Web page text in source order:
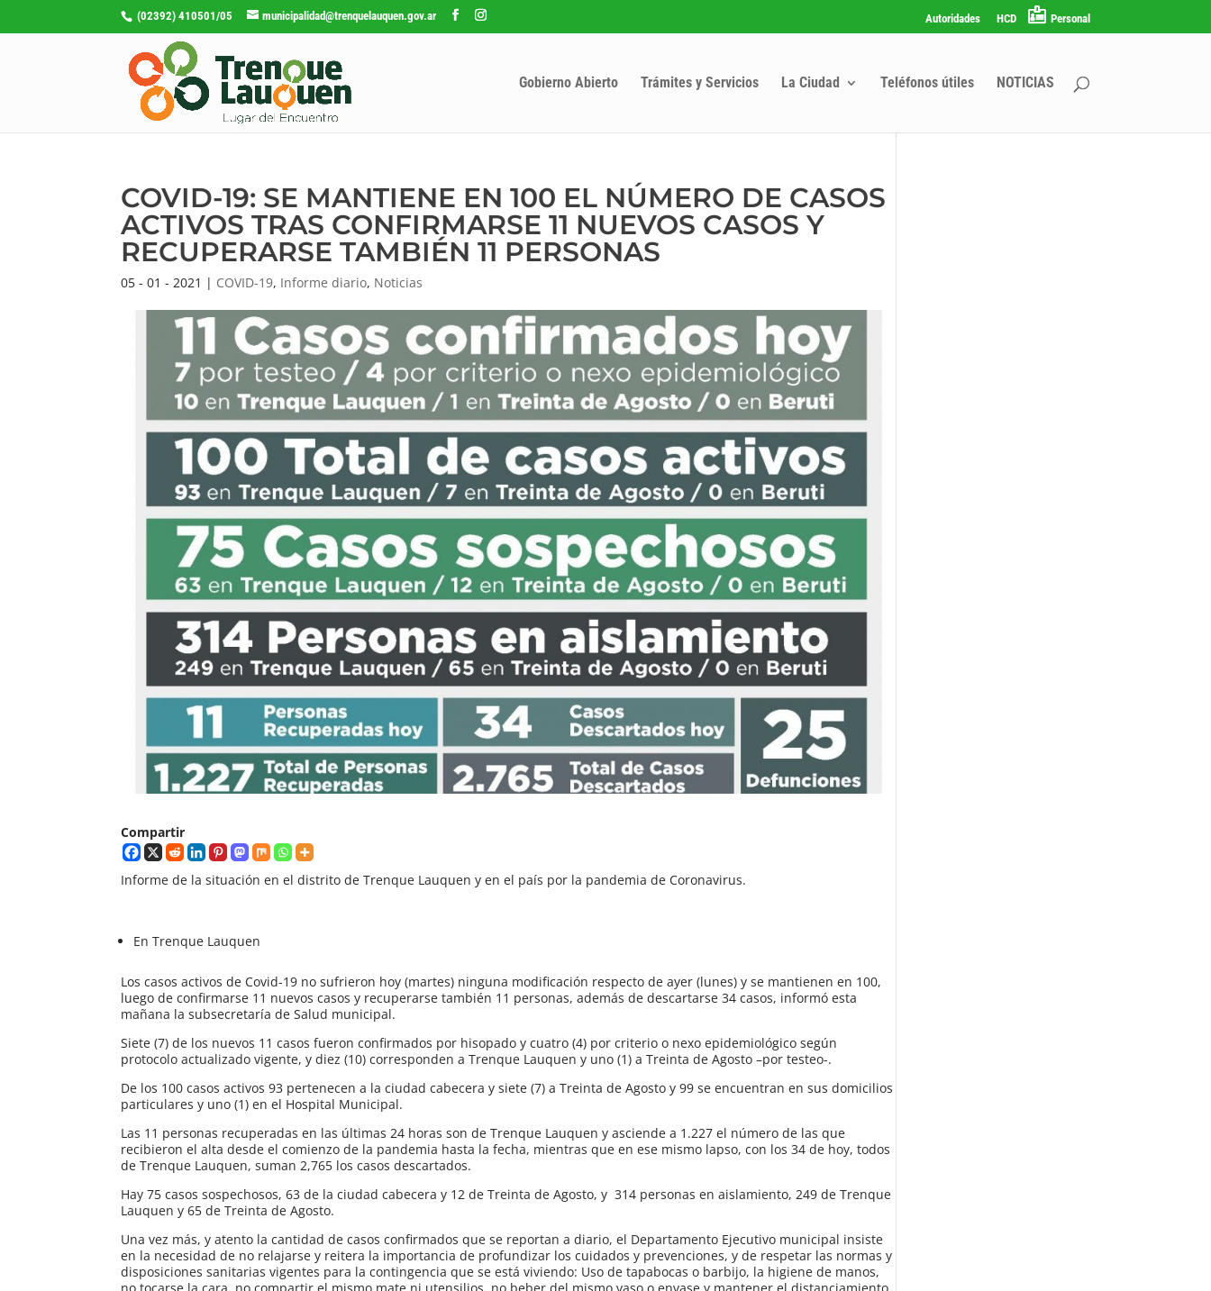
(02392) 410501/05 municipalidad@trenquelauquen.gov.ar Autoridades HCD Personal
Gobierno Abierto Trámites y Servicios La Ciudad Teléfonos útiles NOTICIAS
COVID-19: SE MANTIENE EN 100 EL NÚMERO DE CASOS
ACTIVOS TRAS CONFIRMARSE 11 NUEVOS CASOS Y
RECUPERARSE TAMBIÉN 11 PERSONAS
05 - 01 - 2021 | COVID-19, Informe diario, Noticias
Compartir
Informe de la situación en el distrito de Trenque Lauquen y en el país por la pandemia de Coronavirus.
En Trenque Lauquen
Los casos activos de Covid-19 no sufrieron hoy (martes) ninguna modificación respecto de ayer (lunes) y se mantienen en 100,
luego de confirmarse 11 nuevos casos y recuperarse también 11 personas, además de descartarse 34 casos, informó esta
mañana la subsecretaría de Salud municipal.
Siete (7) de los nuevos 11 casos fueron confirmados por hisopado y cuatro (4) por criterio o nexo epidemiológico según
protocolo actualizado vigente, y diez (10) corresponden a Trenque Lauquen y uno (1) a Treinta de Agosto –por testeo-.
De los 100 casos activos 93 pertenecen a la ciudad cabecera y siete (7) a Treinta de Agosto y 99 se encuentran en sus domicilios
particulares y uno (1) en el Hospital Municipal.
Las 11 personas recuperadas en las últimas 24 horas son de Trenque Lauquen y asciende a 1.227 el número de las que
recibieron el alta desde el comienzo de la pandemia hasta la fecha, mientras que en ese mismo lapso, con los 34 de hoy, todos
de Trenque Lauquen, suman 2,765 los casos descartados.
Hay 75 casos sospechosos, 63 de la ciudad cabecera y 12 de Treinta de Agosto, y 314 personas en aislamiento, 249 de Trenque
Lauquen y 65 de Treinta de Agosto.
Una vez más, y atento la cantidad de casos confirmados que se reportan a diario, el Departamento Ejecutivo municipal insiste
en la necesidad de no relajarse y reitera la importancia de profundizar los cuidados y prevenciones, y de respetar las normas y
disposiciones sanitarias vigentes para la contingencia que se está viviendo: Uso de tapabocas o barbijo, la higiene de manos,